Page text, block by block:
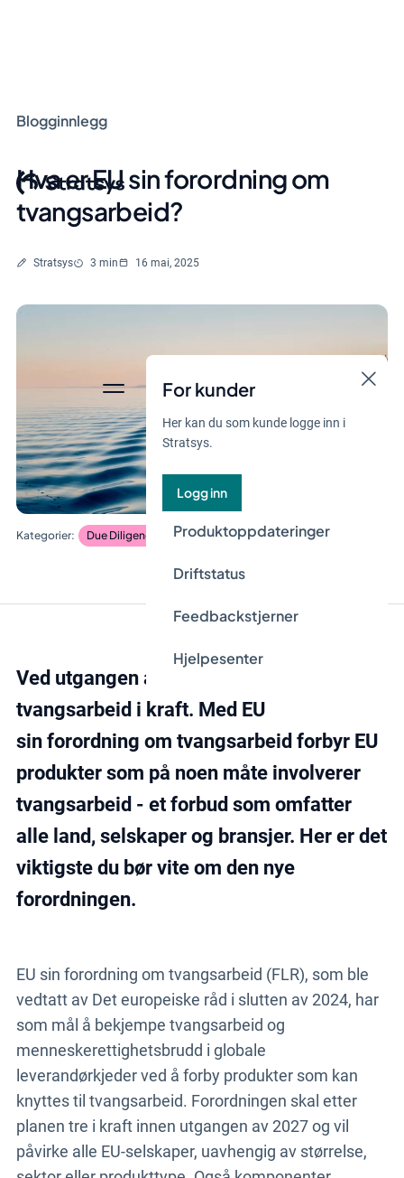
For kunder
Her kan du som kunde logge inn i
Stratsys.
Logg inn
Produktoppdateringer
Driftstatus
Feedbackstjerner
Hjelpesenter
Blogginnlegg
Hva er EU sin forordning om
tvangsarbeid?
Skrevet av
Stratsys Lesetid
3 min 16 mai, 2025
Due Diligence
Ved utgangen av 2027 trer en ny lov mot
tvangsarbeid i kraft. Med EU
sin forordning om tvangsarbeid forbyr EU
produkter som på noen måte involverer
tvangsarbeid - et forbud som omfatter
alle land, selskaper og bransjer. Her er det
viktigste du bør vite om den nye
forordningen.
EU sin forordning om tvangsarbeid (FLR), som ble
vedtatt av Det europeiske råd i slutten av 2024, har
som mål å bekjempe tvangsarbeid og
menneskerettighetsbrudd i globale
leverandørkjeder ved å forby produkter som kan
knyttes til tvangsarbeid. Forordningen skal etter
planen tre i kraft innen utgangen av 2027 og vil
påvirke alle EU-selskaper, uavhengig av størrelse,